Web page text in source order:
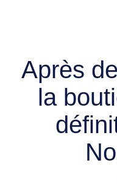
Après
la